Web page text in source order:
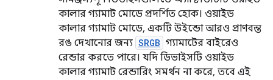
কালার গ্যামাট মোডে প্রদর্শিত হোক। ওয়াইড
কালার গ্যামাট মোডে, একটি উইন্ডো আরও প্রাণবন্ত
রঙ দেখানোর জন্য SRGB গ্যামাটের বাইরেও
রেন্ডার করতে পারে। যদি ডিভাইসটি ওয়াইড
কালার গ্যামাট রেন্ডারিং সমর্থন না করে, তবে এই